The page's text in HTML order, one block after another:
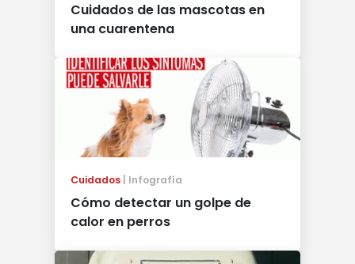
Cuidados de las mascotas en
una cuarentena
Cuidados Infografía
Cómo detectar un golpe de
calor en perros